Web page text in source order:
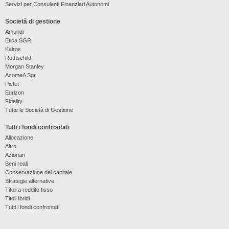
Servizi per Consulenti Finanziari Autonomi
Società di gestione
Amundi
Etica SGR
Kairos
Rothschild
Morgan Stanley
AcomeA Sgr
Pictet
Eurizon
Fidelity
Tutte le Società di Gestione
Tutti i fondi confrontati
Allocazione
Altro
Azionari
Beni reali
Conservazione del capitale
Strategie alternative
Titoli a reddito fisso
Titoli Ibridi
Tutti i fondi confrontati